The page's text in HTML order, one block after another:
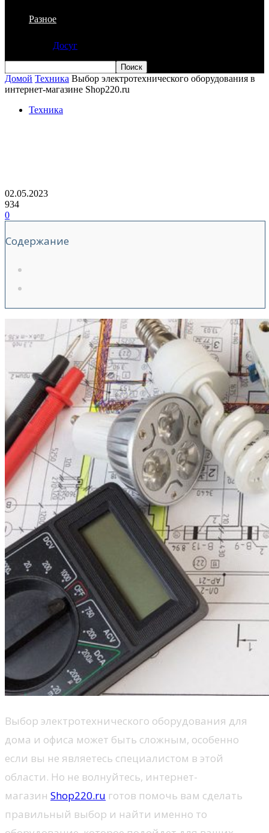
Разное
Досуг
Домой Техника Выбор электротехнического оборудования в
интернет-магазине Shop220.ru
Техника
02.05.2023
934
0
Содержание
Выбор электротехнического оборудования для
дома и офиса может быть сложным, особенно
если вы не являетесь специалистом в этой
области. Но не волнуйтесь, интернет-
магазин Shop220.ru готов помочь вам сделать
правильный выбор и найти именно то